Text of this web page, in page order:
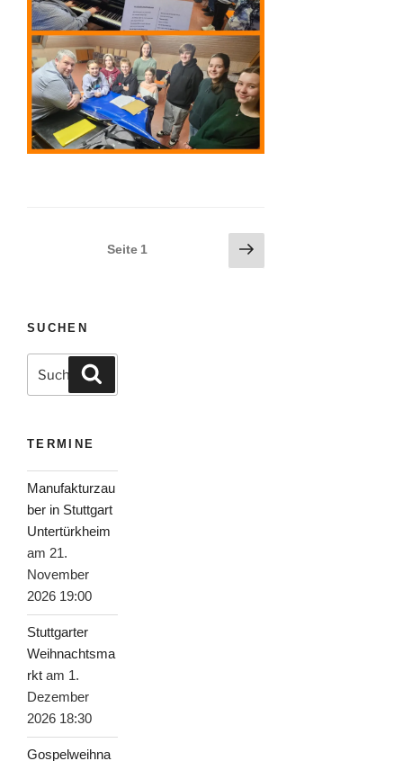
Seitennummerierung
Seite 1
Nächste
Seite
SUCHEN
nach:
TERMINE
Manufakturzau
ber in Stuttgart
Untertürkheim
am 21.
November
2026 19:00
Stuttgarter
Weihnachtsma
rkt am 1.
Dezember
2026 18:30
Gospelweihna